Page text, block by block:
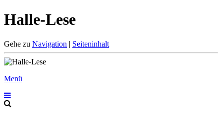
Halle-Lese
Gehe zu Navigation | Seiteninhalt
Menü